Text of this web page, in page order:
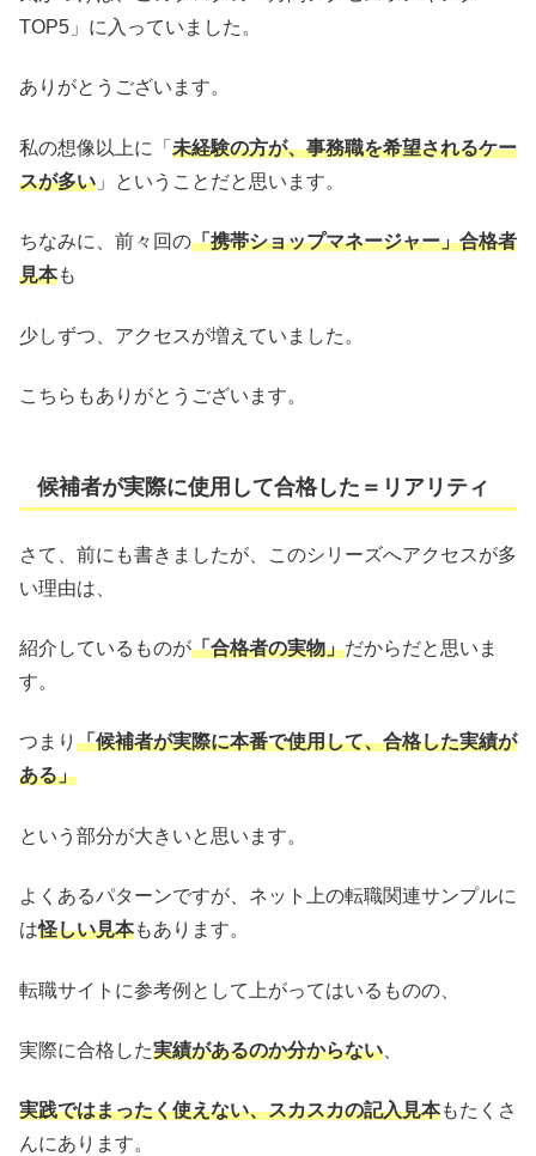
TOP5」に入っていました。
ありがとうございます。
私の想像以上に「 未経験の方が、事務職を希望されるケー
スが多い 」ということだと思います。
ちなみに、前々回の「携帯ショップマネージャー」合格者
見本も
少しずつ、アクセスが増えていました。
こちらもありがとうございます。
候補者が実際に使用して合格した＝リアリティ
さて、前にも書きましたが、このシリーズへアクセスが多
い理由は、
紹介しているものが「合格者の実物」だからだと思いま
す。
つまり 「候補者が実際に本番で使用して、合格した実績が
ある」
という部分が大きいと思います。
よくあるパターンですが、ネット上の転職関連サンプルに
は怪しい見本もあります。
転職サイトに参考例として上がってはいるものの、
実際に合格した実績があるのか分からない
実践ではまったく使えない、スカスカの記入見本もたくさ
んにあります。